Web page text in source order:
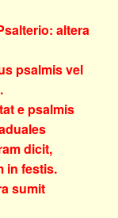
altera
psalmis vel
e psalmis
dicit,
in festis.
sumit